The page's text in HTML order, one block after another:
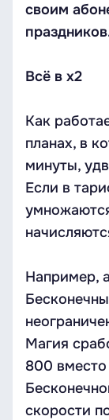
своим
Всё в x2
Как
планах, в
минуты,
Если в
Например,
Магия
800
скорости